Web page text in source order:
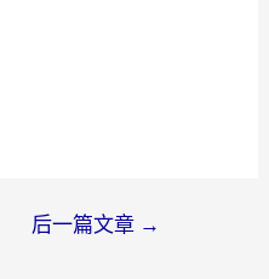
后一篇文章 →